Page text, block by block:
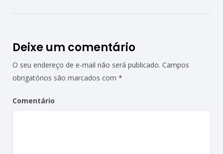
Deixe um comentário
O seu endereço de e-mail não será publicado. Campos
obrigatórios são marcados com *
Comentário